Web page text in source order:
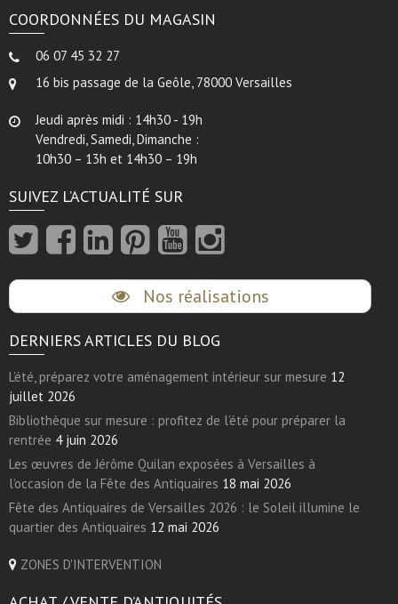
COORDONNÉES DU MAGASIN
06 07 45 32 27
16 bis passage de la Geôle, 78000 Versailles
Jeudi après midi : 14h30 - 19h
Vendredi, Samedi, Dimanche :
10h30 – 13h et 14h30 – 19h
SUIVEZ L’ACTUALITÉ SUR
Nos réalisations
DERNIERS ARTICLES DU BLOG
L’été, préparez votre aménagement intérieur sur mesure 12
juillet 2026
Bibliothèque sur mesure : profitez de l’été pour préparer la
rentrée 4 juin 2026
Les œuvres de Jérôme Quilan exposées à Versailles à
l’occasion de la Fête des Antiquaires 18 mai 2026
Fête des Antiquaires de Versailles 2026 : le Soleil illumine le
quartier des Antiquaires 12 mai 2026
ZONES D'INTERVENTION